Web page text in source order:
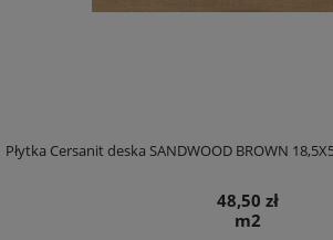
Płytka Cersanit deska SANDWOOD BROWN
48,50 zł
m2